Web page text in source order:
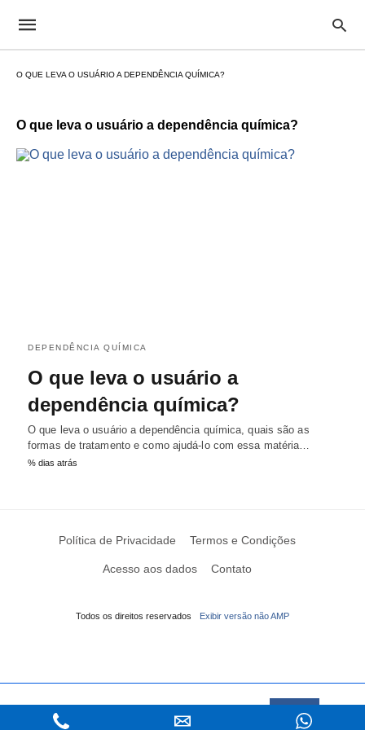
O QUE LEVA O USUÁRIO A DEPENDÊNCIA QUÍMICA?
O que leva o usuário a dependência química?
DEPENDÊNCIA QUÍMICA
O que leva o usuário a
dependência química?
O que leva o usuário a dependência química, quais são as
formas de tratamento e como ajudá-lo com essa matéria…
% dias atrás
Política de Privacidade Termos e Condições
Acesso aos dados Contato
Todos os direitos reservados Exibir versão não AMP
Este Website usa cookies Aceitar